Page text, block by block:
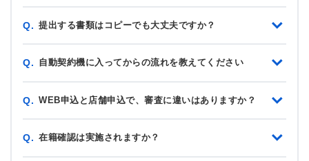
Q. 提出する書類はコピーでも大丈夫ですか？
Q. 自動契約機に入ってからの流れを教えてください
Q. WEB申込と店舗申込で、審査に違いはありますか？
Q. 在籍確認は実施されますか？